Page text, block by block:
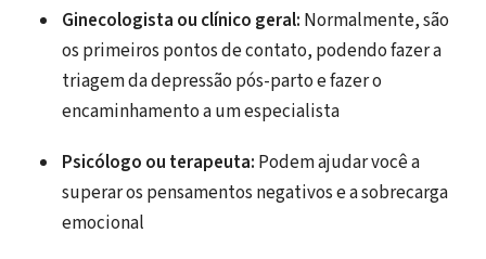
Ginecologista ou clínico geral: Normalmente, são
os primeiros pontos de contato, podendo fazer a
triagem da depressão pós-parto e fazer o
encaminhamento a um especialista
Psicólogo ou terapeuta: Podem ajudar você a
superar os pensamentos negativos e a sobrecarga
emocional